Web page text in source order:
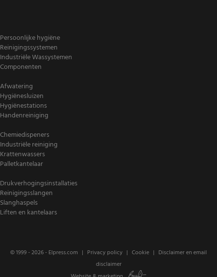
Persoonlijke hygiëne
Reinigingssystemen
Industriële Wassystemen
Componenten
Afwatering
Hygiënesluizen
Hygiënestations
Handenreiniging
Chemiedispeners
Industriële reiniging
Krattenwassers
Palletkantelaar
Drukverhogingsinstallaties
Reinigingsslangen
Slanghaspels
Liften en kantelaars
© 1999 - 2026 - Elpress.com Privacy policy Cookie
Disclaimer en email
disclaimer